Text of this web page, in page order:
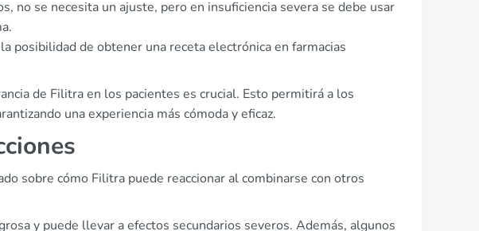
no se necesita un ajuste, pero en insuficiencia severa se debe usar
posibilidad de obtener una receta electrónica en farmacias
de Filitra en los pacientes es crucial. Esto permitirá a los
una experiencia más cómoda y eficaz.
sobre cómo Filitra puede reaccionar al combinarse con otros
y puede llevar a efectos secundarios severos. Además, algunos